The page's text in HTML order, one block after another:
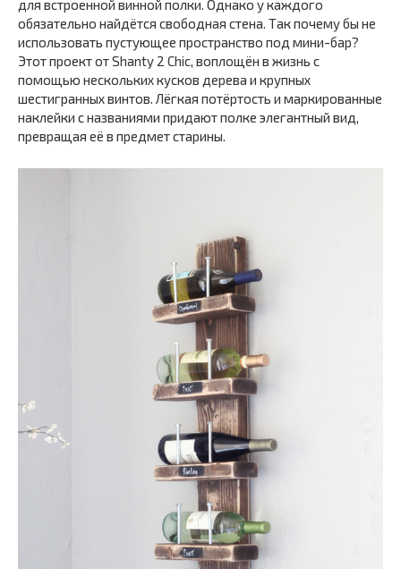
для встроенной винной полки. Однако у каждого
обязательно найдётся свободная стена. Так почему бы не
использовать пустующее пространство под мини-бар?
Этот проект от Shanty 2 Chic, воплощён в жизнь с
помощью нескольких кусков дерева и крупных
шестигранных винтов. Лёгкая потёртость и маркированные
наклейки с названиями придают полке элегантный вид,
превращая её в предмет старины.